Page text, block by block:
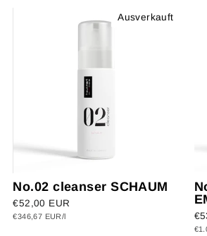
Ausverkauft
No.02 cleanser SCHAUM
€52,00 EUR
€346,67 EUR/l